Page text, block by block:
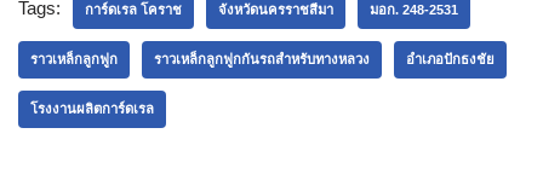
Tags: การ์ดเรล โคราช จังหวัดนครราชสีมา มอก. 248-2531
ราวเหล็กลูกฟูก ราวเหล็กลูกฟูกกันรถสําหรับทางหลวง อำเภอปักธงชัย
โรงงานผลิตการ์ดเรล